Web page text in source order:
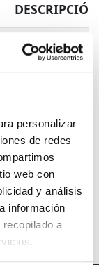
personalizar
de redes
web con
y análisis
información
a
DESCRIPCIÓN
Cables
o igual a 450/